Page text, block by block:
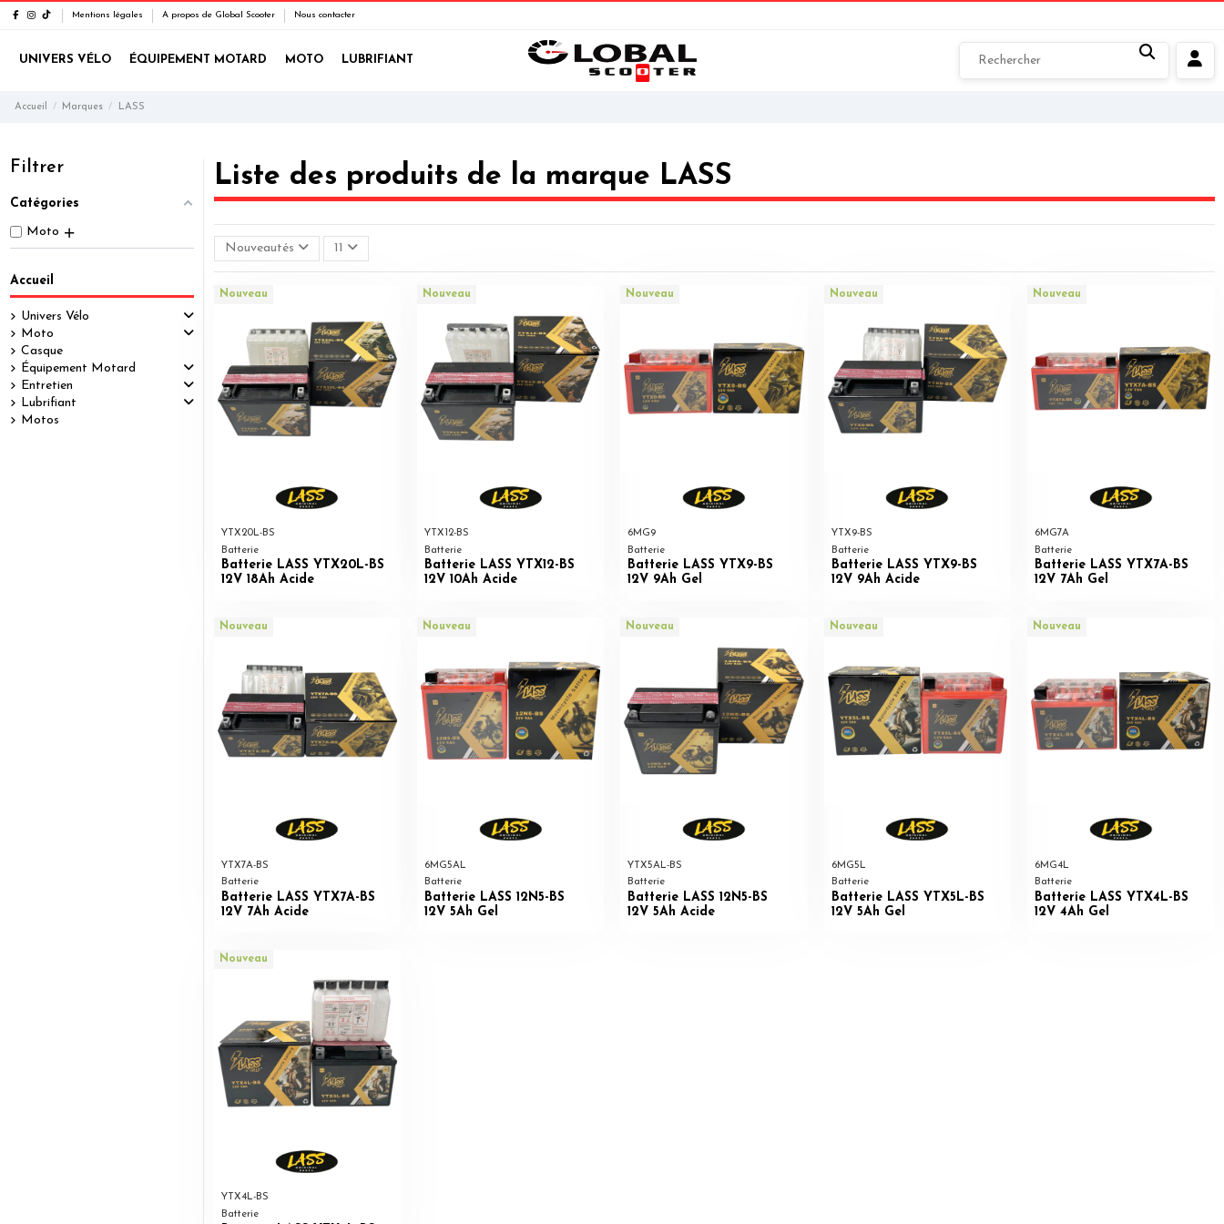
Mentions légales A propos de Global Scooter Nous contacter
UNIVERS VÉLO ÉQUIPEMENT MOTARD MOTO LUBRIFIANT
Accueil Marques LASS
Liste des produits de la marque LASS
Nouveautés 11
Nouveau
YTX20L-BS
Batterie
Batterie LASS YTX20L-BS
12V 18Ah Acide
Nouveau
YTX12-BS
Batterie
Batterie LASS YTX12-BS
12V 10Ah Acide
Nouveau
6MG9
Batterie
Batterie LASS YTX9-BS
12V 9Ah Gel
Nouveau
YTX9-BS
Batterie
Batterie LASS YTX9-BS
12V 9Ah Acide
Nouveau
6MG7A
Batterie
Batterie LASS YTX7A-BS
12V 7Ah Gel
Nouveau
YTX7A-BS
Batterie
Batterie LASS YTX7A-BS
12V 7Ah Acide
Nouveau
6MG5AL
Batterie
Batterie LASS 12N5-BS
12V 5Ah Gel
Nouveau
YTX5AL-BS
Batterie
Batterie LASS 12N5-BS
12V 5Ah Acide
Nouveau
6MG5L
Batterie
Batterie LASS YTX5L-BS
12V 5Ah Gel
Nouveau
6MG4L
Batterie
Batterie LASS YTX4L-BS
12V 4Ah Gel
Nouveau
YTX4L-BS
Batterie
Filtrer
Catégories
Moto
Accueil
Univers Vélo
Moto
Casque
Équipement Motard
Entretien
Lubrifiant
Motos